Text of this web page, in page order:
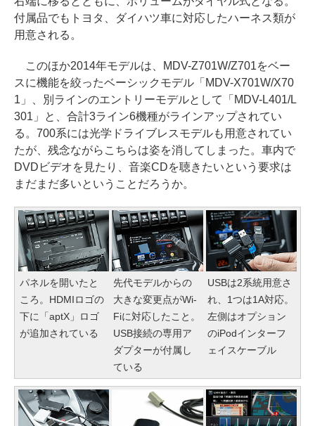
付属品でもトヨタ、ダイハツ車に対応したハーネス類が
用意される。
このほか2014年モデルは、MDV-Z701W/Z701をベー
スに機能を絞ったベーシックモデル「MDV-X701W/X70
1」、別ラインのエントリーモデルとして「MDV-L401/L
301」と、合計3ライン6機種がラインアップされてい
る。700系には光学ドライブレスモデルも用意されてい
たが、残念ながらこちらは姿を消してしまった。車内で
DVDビデオを見たり、音楽CDを聴きたいという要求は
まだまだ多いということだろうか。
パネルを開いたと
ころ。HDMIロゴの
下に「aptX」ロゴ
が追加されている
先代モデルからの
大きな変更点がWi-
Fiに対応したこと。
USB接続の専用ア
ダプターが付属し
ている
USBは2系統用意さ
れ、1つは1A対応。
左側はオプション
のiPodインターフ
ェイスケーブル